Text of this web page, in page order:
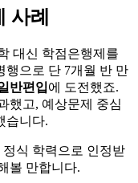
사례
대신 학점은행제를
행으로 단 7개월 반 만
반편입에 도전했죠.
했고, 예상문제 중심
습니다.
식 학력으로 인정받
볼 만합니다.